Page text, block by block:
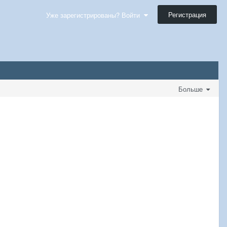
Уже зарегистрированы? Войти Регистрация
Больше